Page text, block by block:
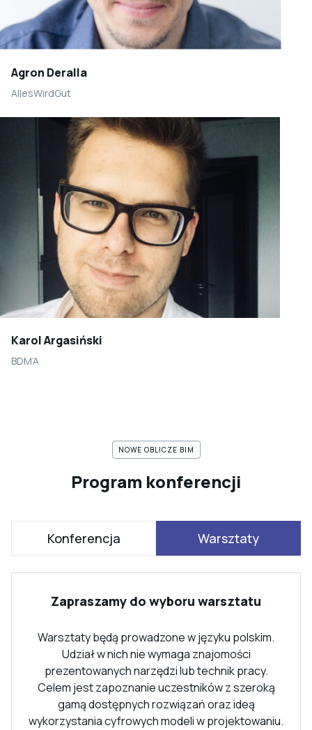
Agron Deralla
AllesWirdGut
Karol Argasiński
BDM’A
NOWE OBLICZE BIM
Program konferencji
Konferencja Warsztaty
Zapraszamy do wyboru warsztatu
Warsztaty będą prowadzone w języku polskim.
Udział w nich nie wymaga znajomości
prezentowanych narzędzi lub technik pracy.
Celem jest zapoznanie uczestników z szeroką
gamą dostępnych rozwiązań oraz ideą
wykorzystania cyfrowych modeli w projektowaniu.